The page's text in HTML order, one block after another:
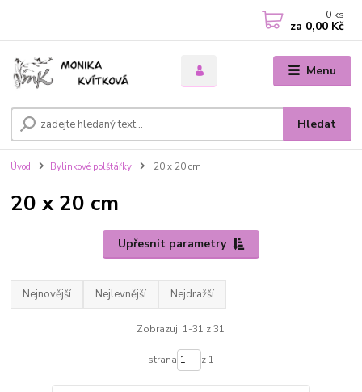
Menu
Hledat
0 ks
za 0,00 Kč
Úvod Bylinkové polštářky 20 x 20 cm
20 x 20 cm
Upřesnit parametry
Nejnovější Nejlevnější Nejdražší
Zobrazuji 1-31 z 31
strana z 1